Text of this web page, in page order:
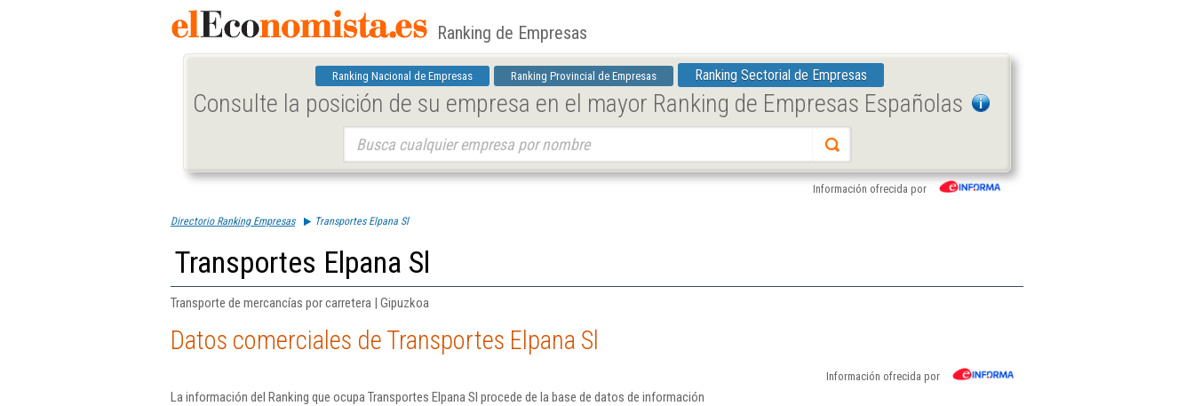
Ranking de Empresas
Ranking Nacional de Empresas Ranking Provincial de Empresas Ranking Sectorial de Empresas
Consulte la posición de su empresa en el mayor Ranking de Empresas Españolas
Información ofrecida por
Directorio Ranking Empresas Transportes Elpana Sl
Transportes Elpana Sl
Transporte de mercancías por carretera | Gipuzkoa
Datos comerciales de Transportes Elpana Sl
Información ofrecida por
La información del Ranking que ocupa Transportes Elpana Sl procede de la base de datos de información